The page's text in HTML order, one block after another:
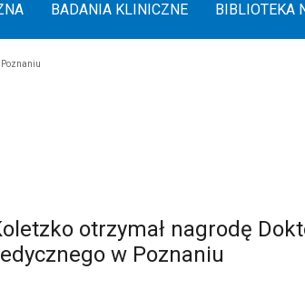
BADANIA KLINICZNE BIBLIOTEKA
otrzymał nagrodę
w Poznaniu